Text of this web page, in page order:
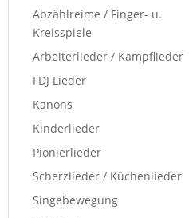
Abzählreime / Finger- u.
Kreisspiele
Arbeiterlieder / Kampflieder
FDJ Lieder
Kanons
Kinderlieder
Pionierlieder
Scherzlieder / Küchenlieder
Singebewegung